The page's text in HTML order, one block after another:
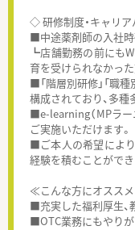
◇ 研修制度・キャリ
■中途薬剤師の入社
┗店舗勤務の前にも
育を受けられなかっ
■「階層別研修」「職
構成されており、多種
■e-learning（MPラー
ご実施いただけます。
■ご本人の希望により
経験を積むことができ
≪こんな方にオススメ
■充実した福利厚生、
■OTC業務にもやり